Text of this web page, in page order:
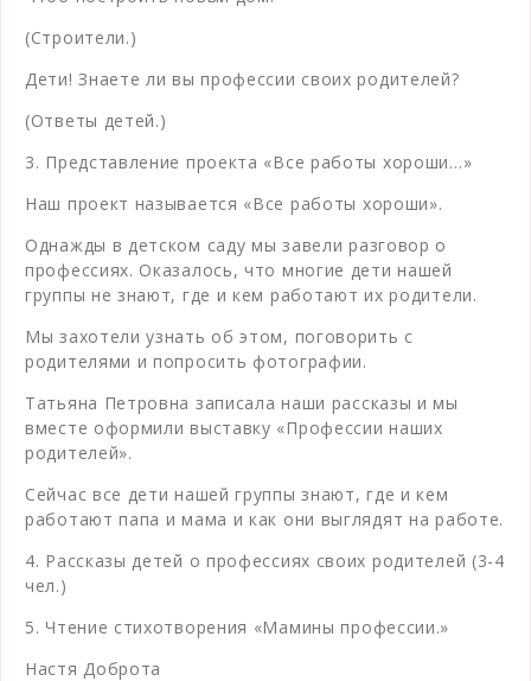
(Строители.)
Дети! Знаете ли вы профессии своих родителей?
(Ответы детей.)
3. Представление проекта «Все работы хороши…»
Наш проект называется «Все работы хороши».
Однажды в детском саду мы завели разговор о
профессиях. Оказалось, что многие дети нашей
группы не знают, где и кем работают их родители.
Мы захотели узнать об этом, поговорить с
родителями и попросить фотографии.
Татьяна Петровна записала наши рассказы и мы
вместе оформили выставку «Профессии наших
родителей».
Сейчас все дети нашей группы знают, где и кем
работают папа и мама и как они выглядят на работе.
4. Рассказы детей о профессиях своих родителей (3-4
чел.)
5. Чтение стихотворения «Мамины профессии.»
Настя Доброта